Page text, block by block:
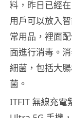
料，昨日已經
用戶可以放入
常用品，裡面
面進行消毒。
細菌，包括大
菌。
ITFIT 無線充電